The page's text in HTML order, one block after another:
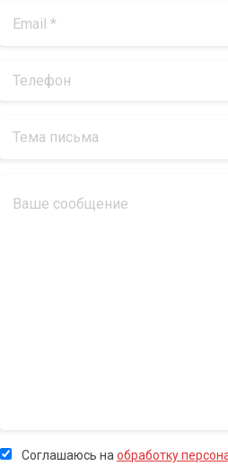
Соглашаюсь на обработку